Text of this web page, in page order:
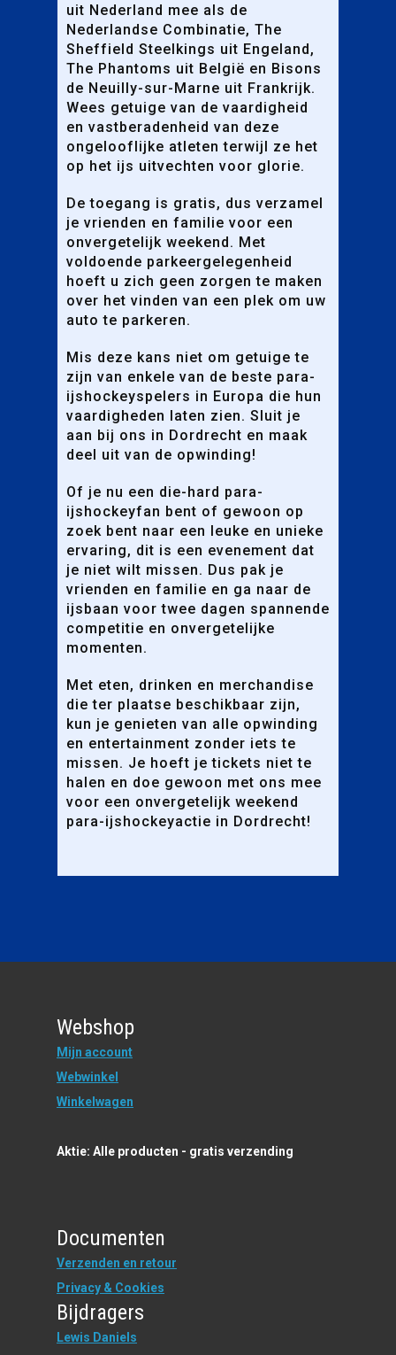
uit Nederland mee als de
Nederlandse Combinatie, The
Sheffield Steelkings uit Engeland,
The Phantoms uit België en Bisons
de Neuilly-sur-Marne uit Frankrijk.
Wees getuige van de vaardigheid
en vastberadenheid van deze
ongelooflijke atleten terwijl ze het
op het ijs uitvechten voor glorie.
De toegang is gratis, dus verzamel
je vrienden en familie voor een
onvergetelijk weekend. Met
voldoende parkeergelegenheid
hoeft u zich geen zorgen te maken
over het vinden van een plek om uw
auto te parkeren.
Mis deze kans niet om getuige te
zijn van enkele van de beste para-
ijshockeyspelers in Europa die hun
vaardigheden laten zien. Sluit je
aan bij ons in Dordrecht en maak
deel uit van de opwinding!
Of je nu een die-hard para-
ijshockeyfan bent of gewoon op
zoek bent naar een leuke en unieke
ervaring, dit is een evenement dat
je niet wilt missen. Dus pak je
vrienden en familie en ga naar de
ijsbaan voor twee dagen spannende
competitie en onvergetelijke
momenten.
Met eten, drinken en merchandise
die ter plaatse beschikbaar zijn,
kun je genieten van alle opwinding
en entertainment zonder iets te
missen. Je hoeft je tickets niet te
halen en doe gewoon met ons mee
voor een onvergetelijk weekend
para-ijshockeyactie in Dordrecht!
Webshop
Mijn account
Webwinkel
Winkelwagen
Aktie: Alle producten - gratis verzending
Documenten
Verzenden en retour
Privacy & Cookies
Bijdragers
Lewis Daniels